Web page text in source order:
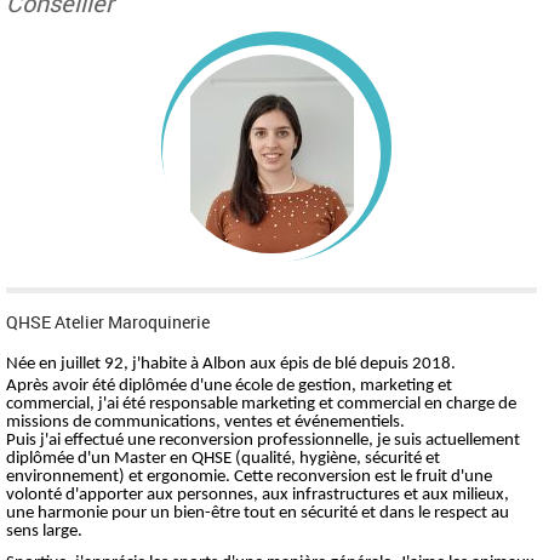
QHSE Atelier Maroquinerie
Née en juillet 92, j'habite à Albon aux épis de blé depuis 2018.
Après avoir été diplômée d'une école de gestion, marketing et
commercial, j'ai été responsable marketing et commercial en charge de
missions de communications, ventes et événementiels.
Puis j'ai effectué une reconversion professionnelle, je suis actuellement
diplômée d'un Master en QHSE (qualité, hygiène, sécurité et
environnement) et ergonomie. Cette reconversion est le fruit d'une
volonté d'apporter aux personnes, aux infrastructures et aux milieux,
une harmonie pour un bien-être tout en sécurité et dans le respect au
sens large.